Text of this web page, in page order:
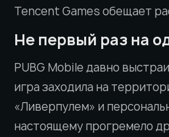
Tencent Games обещает
Не первый раз на
PUBG Mobile давно
игра заходила на
«Ливерпулем» и
настоящему прогремело